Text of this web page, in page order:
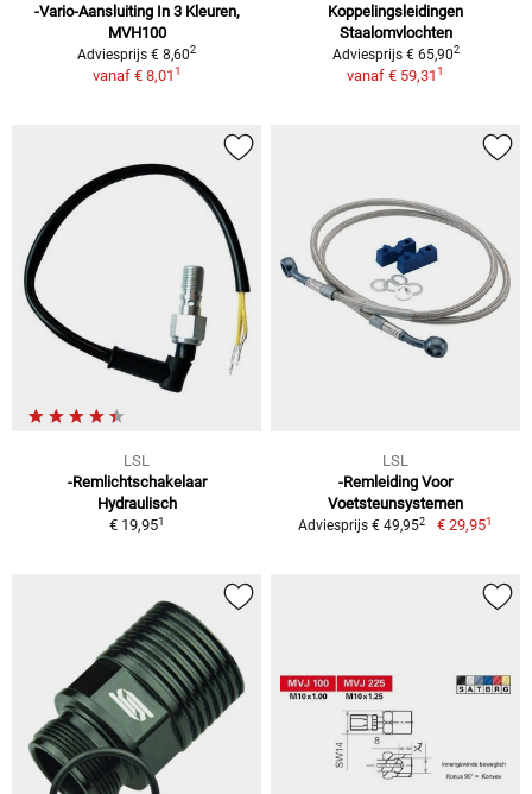
-Vario-Aansluiting In 3 Kleuren,
MVH100
Adviesprijs € 8,602
vanaf € 8,011
Koppelingsleidingen
Staalomvlochten
Adviesprijs € 65,902
vanaf € 59,311
LSL
-Remlichtschakelaar
Hydraulisch
€ 19,951
LSL
-Remleiding Voor
Voetsteunsystemen
Adviesprijs € 49,952 € 29,951